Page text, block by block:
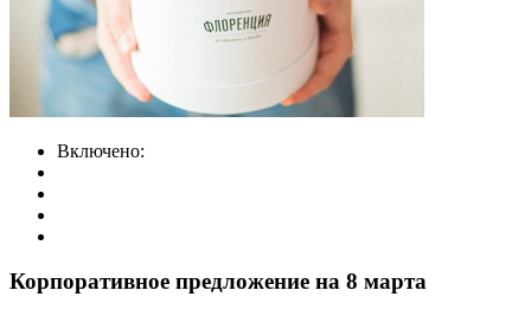
Включено:
Корпоративное предложение на 8 марта